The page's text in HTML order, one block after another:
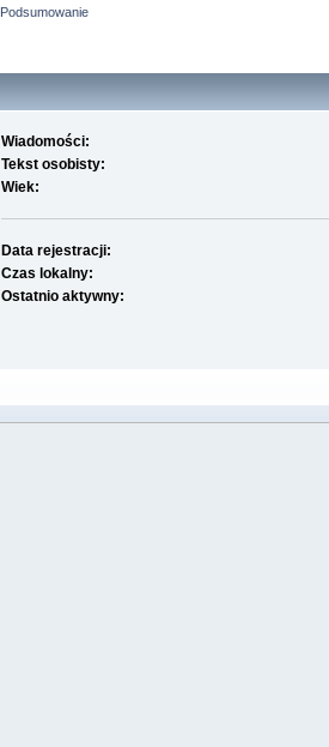
Podsumowanie
Wiadomości:
Tekst osobisty:
Wiek:
Data rejestracji:
Czas lokalny:
Ostatnio aktywny: